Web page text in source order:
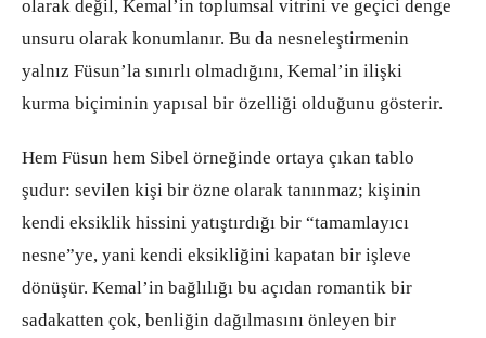
olarak değil, Kemal’in toplumsal vitrini ve geçici denge
unsuru olarak konumlanır. Bu da nesneleştirmenin
yalnız Füsun’la sınırlı olmadığını, Kemal’in ilişki
kurma biçiminin yapısal bir özelliği olduğunu gösterir.
Hem Füsun hem Sibel örneğinde ortaya çıkan tablo
şudur: sevilen kişi bir özne olarak tanınmaz; kişinin
kendi eksiklik hissini yatıştırdığı bir “tamamlayıcı
nesne”ye, yani kendi eksikliğini kapatan bir işleve
dönüşür. Kemal’in bağlılığı bu açıdan romantik bir
sadakatten çok, benliğin dağılmasını önleyen bir